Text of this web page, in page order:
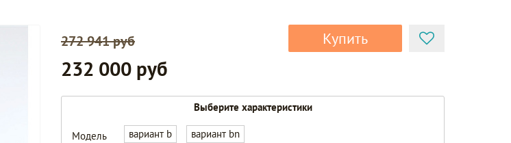
272 941 руб
232 000 руб
Купить
Выберите характеристики
Модель вариант b вариант bn